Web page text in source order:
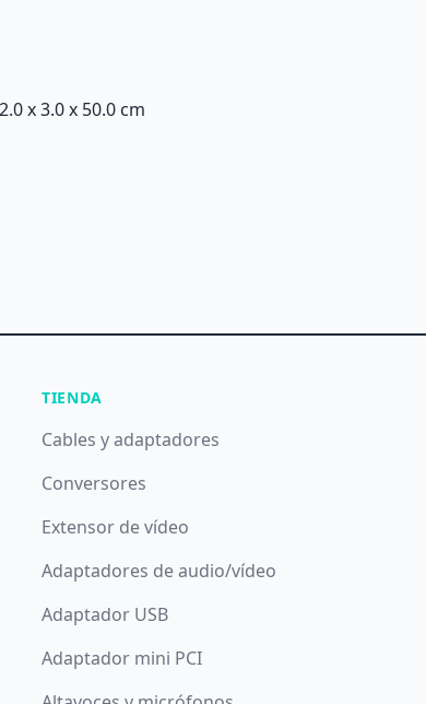
x 3.0 x 50.0 cm
TIENDA
Cables y adaptadores
Conversores
Extensor de vídeo
Adaptadores de audio/vídeo
Adaptador USB
Adaptador mini PCI